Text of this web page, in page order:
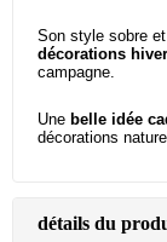
Son style sobre
décorations
campagne.
Une belle idée
décorations
détails du